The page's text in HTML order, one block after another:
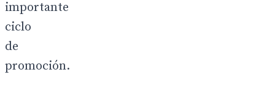
importante
ciclo
de
promoción.